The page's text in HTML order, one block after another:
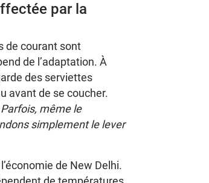
par la
de courant sont
de l’adaptation. À
des serviettes
avant de se coucher.
même le
simplement le lever
de New Delhi.